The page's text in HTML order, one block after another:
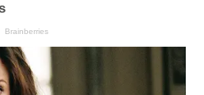
Brainberries